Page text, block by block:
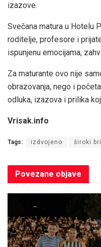
izazove.
Svečana matura u Hotelu
roditelje, profesore i
ispunjenu emocijama,
Za maturante ovo nije
obrazovanja, nego i
odluka, izazova i prilika
Vrisak.info
Tags: izdvojeno široki
Povezane objave